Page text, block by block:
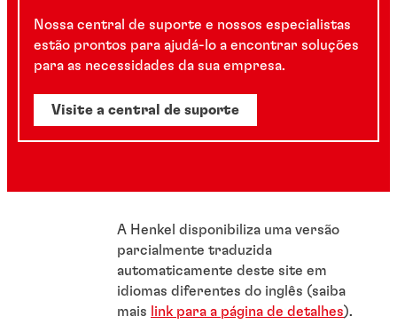
Nossa central de suporte e nossos especialistas
estão prontos para ajudá-lo a encontrar soluções
para as necessidades da sua empresa.
Visite a central de suporte
A Henkel disponibiliza uma versão
parcialmente traduzida
automaticamente deste site em
idiomas diferentes do inglês (saiba
mais
link para a página de detalhes).